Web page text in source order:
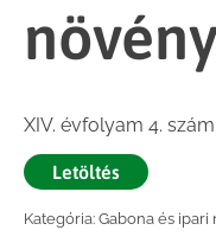
XIV. évfolyam 4. szám
Letöltés
Kategória: Gabona és ipari